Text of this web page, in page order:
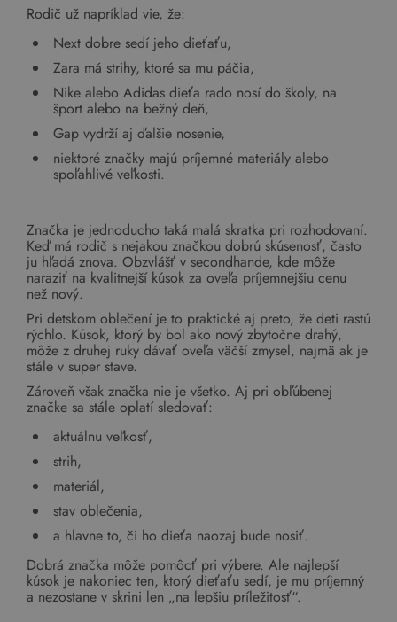
Rodič už napríklad vie, že:
Next dobre sedí jeho dieťaťu,
Zara má strihy, ktoré sa mu páčia,
Nike alebo Adidas dieťa rado nosí do školy, na
šport alebo na bežný deň,
Gap vydrží aj ďalšie nosenie,
niektoré značky majú príjemné materiály alebo
spoľahlivé veľkosti.
Značka je jednoducho taká malá skratka pri rozhodovaní.
Keď má rodič s nejakou značkou dobrú skúsenosť, často
ju hľadá znova. Obzvlášť v secondhande, kde môže
naraziť na kvalitnejší kúsok za oveľa príjemnejšiu cenu
než nový.
Pri detskom oblečení je to praktické aj preto, že deti rastú
rýchlo. Kúsok, ktorý by bol ako nový zbytočne drahý,
môže z druhej ruky dávať oveľa väčší zmysel, najmä ak je
stále v super stave.
Zároveň však značka nie je všetko. Aj pri obľúbenej
značke sa stále oplatí sledovať:
aktuálnu veľkosť,
strih,
materiál,
stav oblečenia,
a hlavne to, či ho dieťa naozaj bude nosiť.
Dobrá značka môže pomôcť pri výbere. Ale najlepší
kúsok je nakoniec ten, ktorý dieťaťu sedí, je mu príjemný
a nezostane v skrini len „na lepšiu príležitosť“.